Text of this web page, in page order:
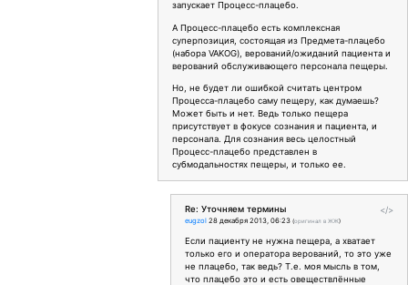
запускает Процесс-плацебо.
А Процесс-плацебо есть комплексная
суперпозиция, состоящая из Предмета-плацебо
(набора VAKOG), верований/ожиданий пациента и
верований обслуживающего персонала пещеры.
Но, не будет ли ошибкой считать центром
Процесса-плацебо саму пещеру, как думаешь?
Может быть и нет. Ведь только пещера
присутствует в фокусе сознания и пациента, и
персонала. Для сознания весь целостный
Процесс-плацебо представлен в
субмодальностях пещеры, и только ее.
</>
Re: Уточняем термины
eugzol 28 декабря 2013, 06:23 (оригинал в ЖЖ)
Если пациенту не нужна пещера, а хватает
только его и оператора верований, то это уже
не плацебо, так ведь? Т.е. моя мысль в том,
что плацебо это и есть овеществлённые